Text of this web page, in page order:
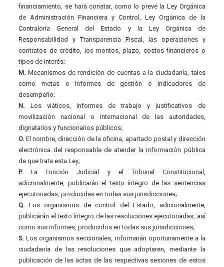
financiamiento, se hará constar, como lo prevé la Ley Orgánica
de Administración Financiera y Control, Ley Orgánica de la
Contraloría General del Estado y la Ley Orgánica de
Responsabilidad y Transparencia Fiscal, las operaciones y
contratos de crédito, los montos, plazo, costos financieros o
tipos de interés;
M. Mecanismos de rendición de cuentas a la ciudadanía, tales
como metas e informes de gestión e indicadores de
desempeño;
N. Los viáticos, informes de trabajo y justificativos de
movilización nacional o internacional de las autoridades,
dignatarios y funcionarios públicos;
O. El nombre, dirección de la oficina, apartado postal y dirección
electrónica del responsable de atender la información pública
de que trata esta Ley;
P. La Función Judicial y el Tribunal Constitucional,
adicionalmente, publicarán el texto íntegro de las sentencias
ejecutoriadas, producidas en todas sus jurisdicciones;
Q. Los organismos de control del Estado, adicionalmente,
publicarán el texto íntegro de las resoluciones ejecutoriadas, así
como sus informes, producidos en todas sus jurisdicciones;
S. Los organismos seccionales, informarán oportunamente a la
ciudadanía de las resoluciones que adoptaren, mediante la
publicación de las actas de las respectivas sesiones de estos